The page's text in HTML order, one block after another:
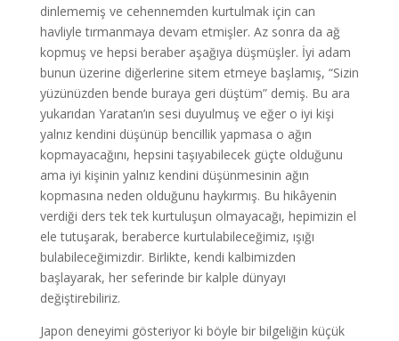
dinlememiş ve cehennemden kurtulmak için can
havliyle tırmanmaya devam etmişler. Az sonra da ağ
kopmuş ve hepsi beraber aşağıya düşmüşler. İyi adam
bunun üzerine diğerlerine sitem etmeye başlamış, “Sizin
yüzünüzden bende buraya geri düştüm” demiş. Bu ara
yukarıdan Yaratan’ın sesi duyulmuş ve eğer o iyi kişi
yalnız kendini düşünüp bencillik yapmasa o ağın
kopmayacağını, hepsini taşıyabilecek güçte olduğunu
ama iyi kişinin yalnız kendini düşünmesinin ağın
kopmasına neden olduğunu haykırmış. Bu hikâyenin
verdiği ders tek tek kurtuluşun olmayacağı, hepimizin el
ele tutuşarak, beraberce kurtulabileceğimiz, ışığı
bulabileceğimizdir. Birlikte, kendi kalbimizden
başlayarak, her seferinde bir kalple dünyayı
değiştirebiliriz.
Japon deneyimi gösteriyor ki böyle bir bilgeliğin küçük